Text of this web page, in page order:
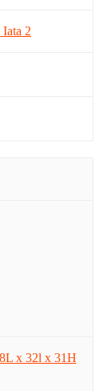
2
x 32l x 31H